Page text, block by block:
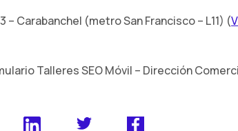
Carabanchel (metro San Francisco – L11) (
Talleres SEO Móvil – Dirección